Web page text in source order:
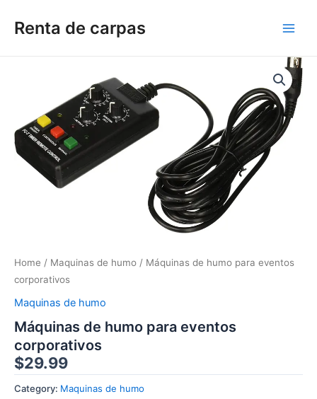
Renta de carpas
Home / Maquinas de humo / Máquinas de humo para eventos
corporativos
Maquinas de humo
Máquinas de humo para eventos
corporativos
$29.99
Category: Maquinas de humo